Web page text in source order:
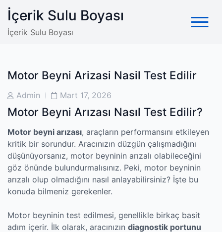
Skip
content
İçerik Sulu Boyası
İçerik Sulu Boyası
Motor Beyni Arizasi Nasil Test Edilir
PostAdmin
PostMart 17, 2026
Motor Beyni Arızası Nasıl Test Edilir?
Motor beyni arızası, araçların performansını etkileyen
kritik bir sorundur. Aracınızın düzgün çalışmadığını
düşünüyorsanız, motor beyninin arızalı olabileceğini
göz önünde bulundurmalısınız. Peki, motor beyninin
arızalı olup olmadığını nasıl anlayabilirsiniz? İşte bu
konuda bilmeniz gerekenler.
Motor beyninin test edilmesi, genellikle birkaç basit
adım içerir. İlk olarak, aracınızın diagnostik portunu